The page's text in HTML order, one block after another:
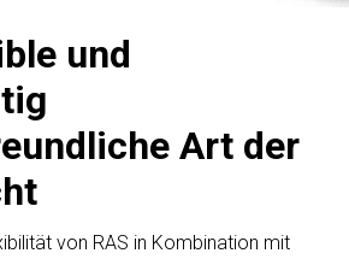
und
Art der
von RAS in Kombination mit